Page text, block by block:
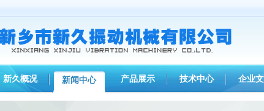
新久概况 新闻中心 产品展示 技术中心 企业